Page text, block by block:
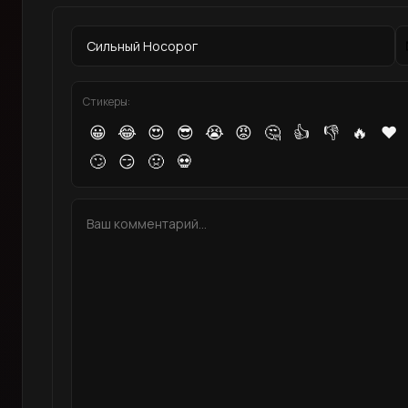
Стикеры:
😀 😂 😍 😎 😭 😡 🤔 👍 👎 🔥
❤️
🙄
😏 🤢 💀